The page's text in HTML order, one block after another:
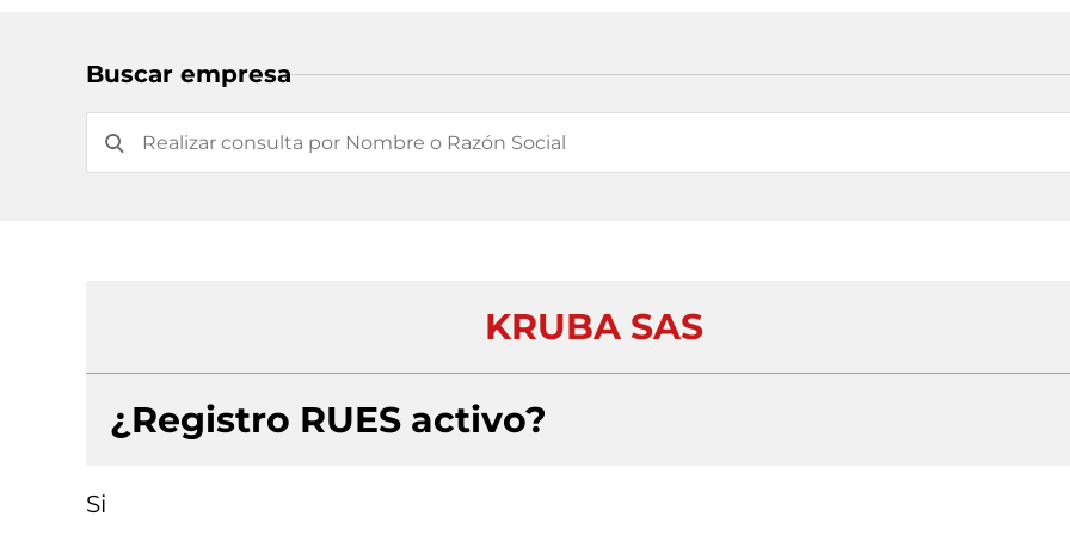
Buscar empresa
KRUBA SAS
¿Registro RUES activo?
Si